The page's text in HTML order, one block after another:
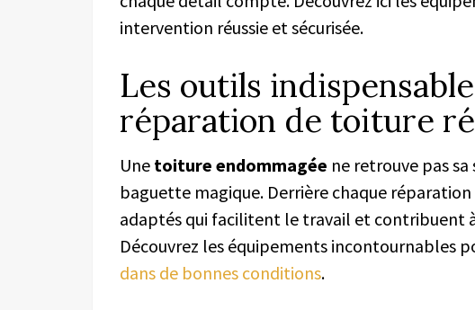
intervention réussie et sécurisée.
Les outils
réparation de toiture
Une toiture endommagée ne retrouve pas
baguette magique. Derrière chaque
adaptés qui facilitent le travail et contribuent
Découvrez les équipements incontournables
dans de bonnes conditions.